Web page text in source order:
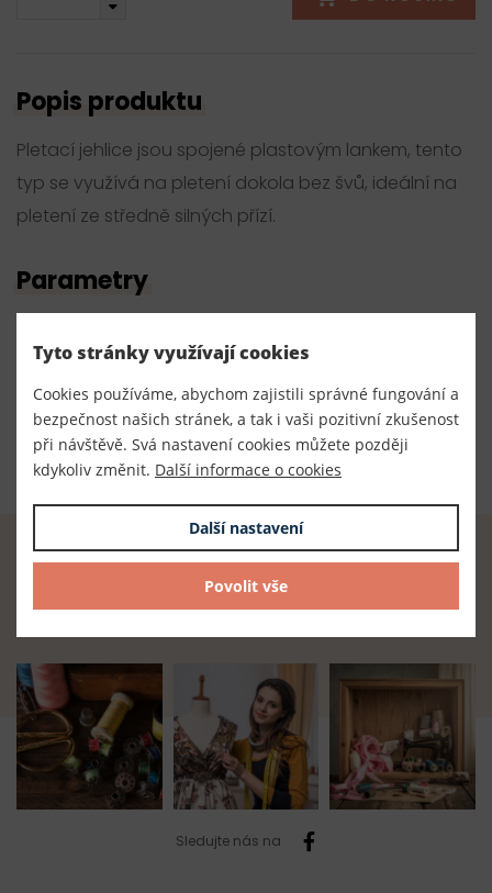
Popis produktu
Pletací jehlice jsou spojené plastovým lankem, tento
typ se využívá na pletení dokola bez švů, ideální na
pletení ze středně silných přízí.
Parametry
050015/4,5
Dodavatel
TKACZIK s.r.o.
Radost z tvoření začíná u nás.
Najdete zde vše, co potřebujete.
Sledujte nás na
Tyto stránky využívají cookies
Cookies používáme, abychom zajistili správné fungování a
bezpečnost našich stránek, a tak i vaši pozitivní zkušenost
při návštěvě. Svá nastavení cookies můžete později
kdykoliv změnit. Další informace o cookies
Další nastavení
Povolit vše